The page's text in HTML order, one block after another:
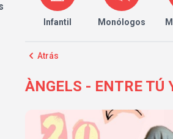
Infantil Monólogos
Atrás
ÀNGELS - ENTRE